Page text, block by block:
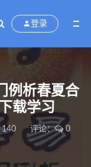
登录
例析春夏合
载学习
140 评论：
0